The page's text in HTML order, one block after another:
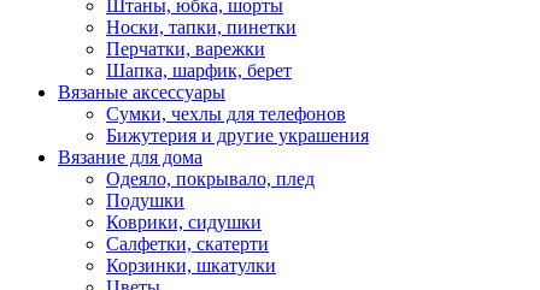
Штаны, юбка, шорты
Носки, тапки, пинетки
Перчатки, варежки
Шапка, шарфик, берет
Вязаные аксессуары
Сумки, чехлы для телефонов
Бижутерия и другие украшения
Вязание для дома
Одеяло, покрывало, плед
Подушки
Коврики, сидушки
Салфетки, скатерти
Корзинки, шкатулки